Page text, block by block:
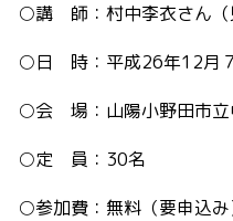
○講 師：村中李衣さん（
○日 時：平成26年12月
○会 場：山陽小野田市
○定 員：30名
○参加費：無料（要申込み